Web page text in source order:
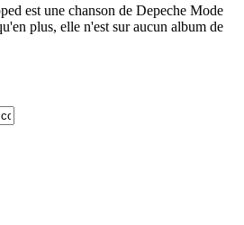
est une chanson de Depeche Mode
plus, elle n'est sur aucun album de